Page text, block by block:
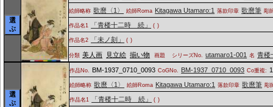
選
ぶ
絵師略称 歌麿〈1〉 絵師Roma Kitagawa Utamaro:1 落款印章 歌麿筆 彫
作品名1 「青楼十二時 続」 ( )
作品名2 「未ノ刻」 ( )
分類 美人画 見立絵 揃い物 画題 シリーズNo. utamaro1-001 名 青楼
選
ぶ
作品No. BM-1937_0710_0093 CoGNo. BM-1937_0710_0093 Co重複: 1
絵師略称 歌麿〈1〉 絵師Roma Kitagawa Utamaro:1 落款印章 歌麿筆 彫
作品名1 「青楼十二時 続」 ( )